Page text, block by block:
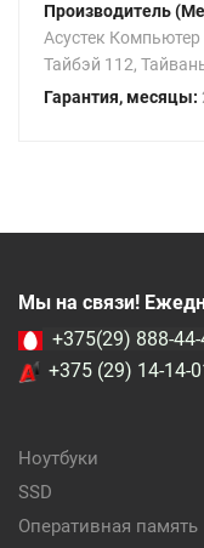
Производитель
Асустек
Тайбэй 112,
Гарантия, месяцы:
Мы на связи!
+375(29) 888-
+375 (29) 14-14-
Ноутбуки
SSD
Оперативная память